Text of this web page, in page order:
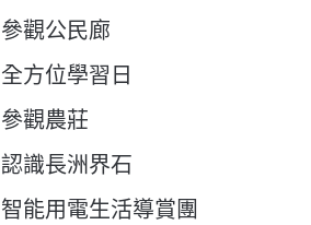
參觀公民廊
全方位學習日
參觀農莊
認識長洲界石
智能用電生活導賞團